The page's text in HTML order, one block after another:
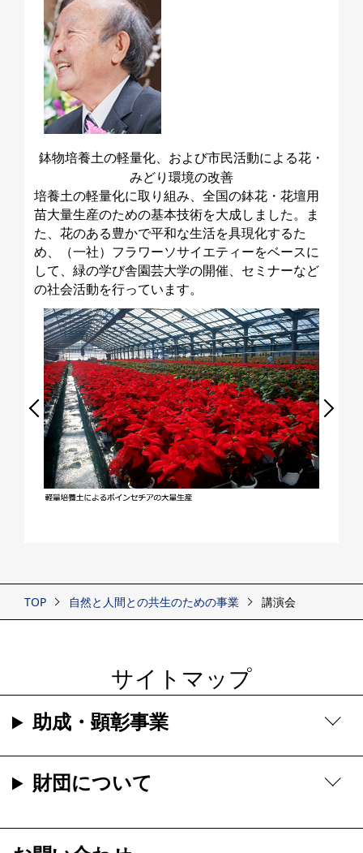
鉢物培養土の軽量化、および市民活動による花・
みどり環境の改善
培養土の軽量化に取り組み、全国の鉢花・花壇用
苗大量生産のための基本技術を大成しました。ま
た、花のある豊かで平和な生活を具現化するた
め、（一社）フラワーソサイエティーをベースに
して、緑の学び舎園芸大学の開催、セミナーなど
の社会活動を行っています。
TOP 自然と人間との共生のための事業 講演会
サイトマップ
助成・顕彰事業
財団について